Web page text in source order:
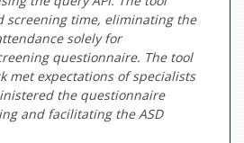
screening time, eliminating the
solely for
questionnaire. The tool
met expectations of specialists
the questionnaire
and facilitating the ASD